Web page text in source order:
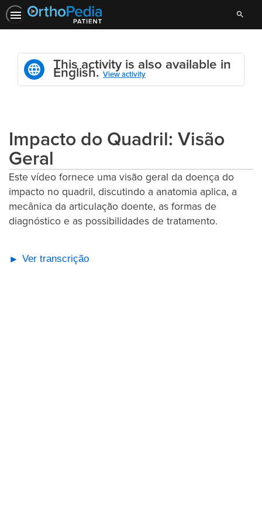
Search
This activity is also available in
English.View activity
Impacto do Quadril: Visão
Geral
Este vídeo fornece uma visão geral da doença do
impacto no quadril, discutindo a anatomia aplica, a
mecânica da articulação doente, as formas de
diagnóstico e as possibilidades de tratamento.
Ver transcrição